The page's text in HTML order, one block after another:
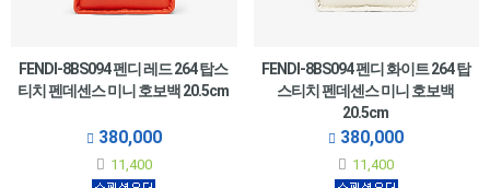
FENDI-8BS094 펜디 레드 264 탑스
티치 펜데센스 미니 호보백 20.5cm
380,000
11,400
FENDI-8BS094 펜디 화이트 264 탑
스티치 펜데센스 미니 호보백
20.5cm
380,000
11,400